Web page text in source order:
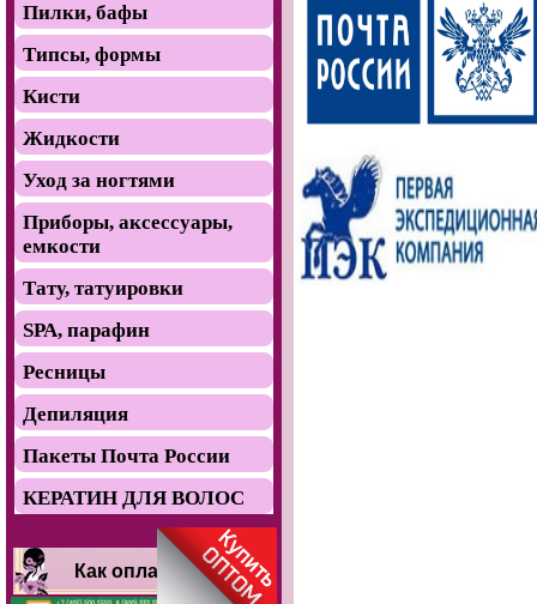
Пилки, бафы
Типсы, формы
Кисти
Жидкости
Уход за ногтями
Приборы, аксессуары,
емкости
Тату, татуировки
SРА, парафин
Ресницы
Депиляция
Пакеты Почта России
КЕРАТИН ДЛЯ ВОЛОС
Как оплатить?